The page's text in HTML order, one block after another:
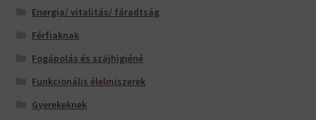
Energia/ vitalitás/ fáradtság
Férfiaknak
Fogápolás és szájhigiéné
Funkcionális élelmiszerek
Gyerekeknek